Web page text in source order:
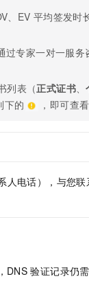
、EV 平均签发时
过专家一对一服
列表 （正式证书 、
下的 ，即可查看
人电话），与您
DNS 验证记录仍